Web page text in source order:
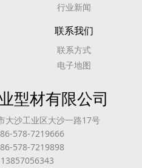
行业新闻
联系我们
联系方式
电子地图
型材有限公司
大沙工业区大沙一路17号
578-7219666
578-7219898